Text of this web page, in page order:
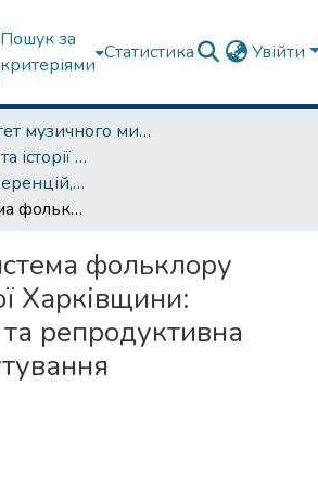
Пошук за
критеріями
Статистика Увійти
Факультет музичного мистецтва
Кафедра теорії та історії музики
матеріали конференцій, семінарів, круглих столів та ін.
Жанрова система фольклору Центральної Харківщини: автентична та репродуктивна форми побутування
фольклору
Харківщини:
репродуктивна